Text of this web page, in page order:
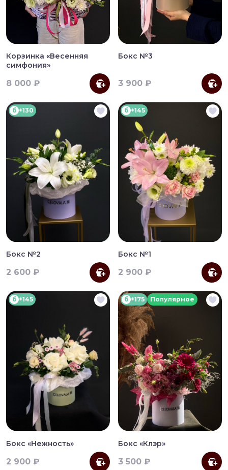
Корзинка «Весенняя
симфония»
8 000 ₽
Бокс №3
3 900 ₽
б +130
Бокс №2
2 600 ₽
б +145
Бокс №1
2 900 ₽
б +145
Бокс «Нежность»
2 900 ₽
б +175 Популярное
Бокс «Клэр»
3 500 ₽